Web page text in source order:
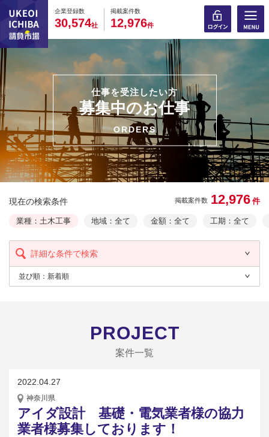
企業登録数
0
3
0
0,
0
5
0
74社
掲載案件数
0
1
0
2,
0
9
0
76件
仕事を受注したい方
募集中のお仕事
ORDERS
現在の検索条件 掲載案件数 12,976 件
業種：土木工事 地域：全て 金額：全て 工期：全て
詳細な条件で検索
並び順： 新着順
PROJECT
案件一覧
2022.04.27
神奈川県
アイダ設計 基礎・電気業者様の協力
業者様募集しております！